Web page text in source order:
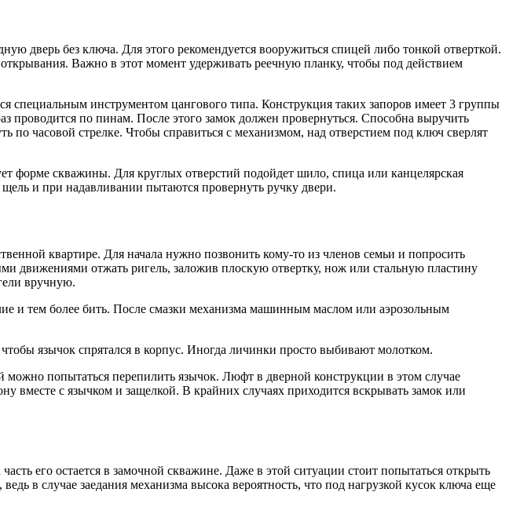
дверь без ключа. Для этого рекомендуется вооружиться спицей либо тонкой отверткой.
Важно в этот момент удерживать реечную планку, чтобы под действием
специальным инструментом цангового типа. Конструкция таких запоров имеет 3 группы
проводится по пинам. После этого замок должен провернуться. Способна выручить
по часовой стрелке. Чтобы справиться с механизмом, над отверстием под ключ сверлят
форме скважины. Для круглых отверстий подойдет шило, спица или канцелярская
и при надавливании пытаются провернуть ручку двери.
квартире. Для начала нужно позвонить кому-то из членов семьи и попросить
движениями отжать ригель, заложив плоскую отвертку, нож или стальную пластину
вручную.
и тем более бить. После смазки механизма машинным маслом или аэрозольным
язычок спрятался в корпус. Иногда личинки просто выбивают молотком.
попытаться перепилить язычок. Люфт в дверной конструкции в этом случае
вместе с язычком и защелкой. В крайних случаях приходится вскрывать замок или
его остается в замочной скважине. Даже в этой ситуации стоит попытаться открыть
в случае заедания механизма высока вероятность, что под нагрузкой кусок ключа еще